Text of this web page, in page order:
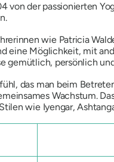
von der passionierten
wie Patricia
eine Möglichkeit, mit
gemütlich, persönlich
das man beim
Wachstum.
wie Iyengar,